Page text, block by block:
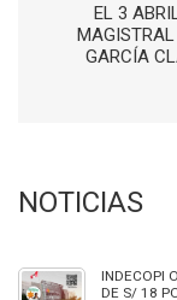
EL 3
GARCÍA
NOTICIAS
INDECOPI
DE S/ 18